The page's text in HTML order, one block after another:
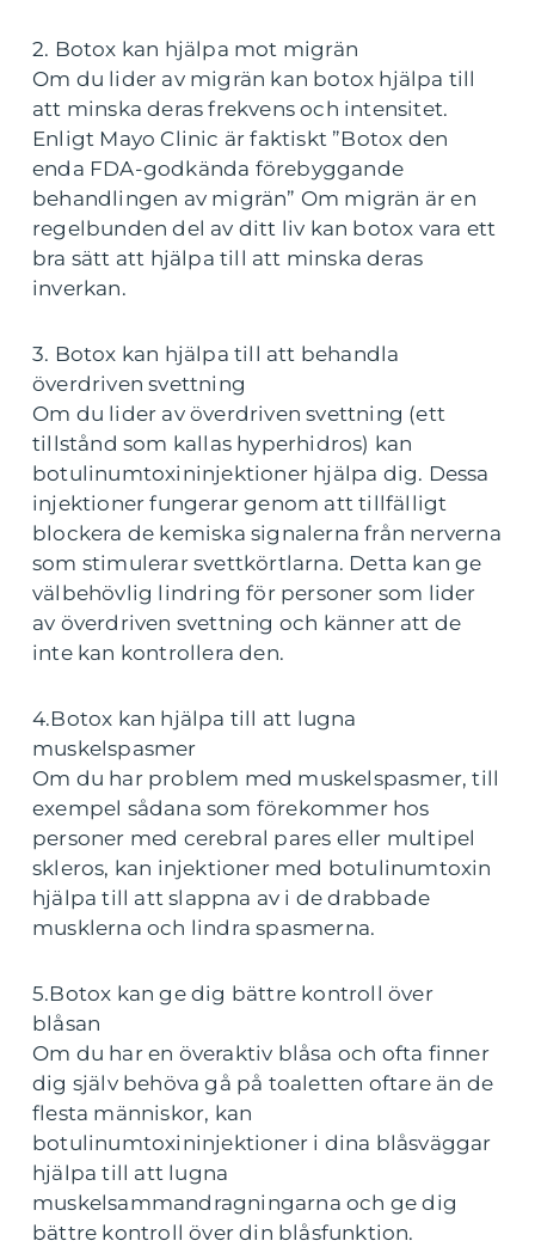
2. Botox kan hjälpa mot migrän
Om du lider av migrän kan botox hjälpa till
att minska deras frekvens och intensitet.
Enligt Mayo Clinic är faktiskt ”Botox den
enda FDA-godkända förebyggande
behandlingen av migrän” Om migrän är en
regelbunden del av ditt liv kan botox vara ett
bra sätt att hjälpa till att minska deras
inverkan.
3. Botox kan hjälpa till att behandla
överdriven svettning
Om du lider av överdriven svettning (ett
tillstånd som kallas hyperhidros) kan
botulinumtoxininjektioner hjälpa dig. Dessa
injektioner fungerar genom att tillfälligt
blockera de kemiska signalerna från nerverna
som stimulerar svettkörtlarna. Detta kan ge
välbehövlig lindring för personer som lider
av överdriven svettning och känner att de
inte kan kontrollera den.
4.Botox kan hjälpa till att lugna
muskelspasmer
Om du har problem med muskelspasmer, till
exempel sådana som förekommer hos
personer med cerebral pares eller multipel
skleros, kan injektioner med botulinumtoxin
hjälpa till att slappna av i de drabbade
musklerna och lindra spasmerna.
5.Botox kan ge dig bättre kontroll över
blåsan
Om du har en överaktiv blåsa och ofta finner
dig själv behöva gå på toaletten oftare än de
flesta människor, kan
botulinumtoxininjektioner i dina blåsväggar
hjälpa till att lugna
muskelsammandragningarna och ge dig
bättre kontroll över din blåsfunktion.